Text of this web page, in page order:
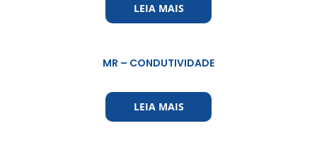
LEIA MAIS
MR – CONDUTIVIDADE
LEIA MAIS